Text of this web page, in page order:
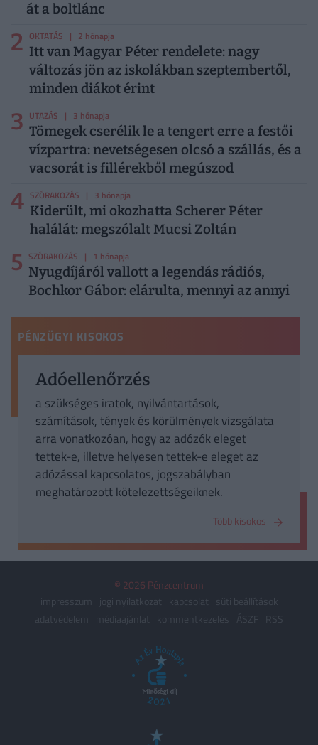
át a boltlánc
2 OKTATÁS | 2 hónapja
Itt van Magyar Péter rendelete: nagy
változás jön az iskolákban szeptembertől,
minden diákot érint
3 UTAZÁS | 3 hónapja
Tömegek cserélik le a tengert erre a festői
vízpartra: nevetségesen olcsó a szállás, és a
vacsorát is fillérekből megúszod
4 SZÓRAKOZÁS | 3 hónapja
Kiderült, mi okozhatta Scherer Péter
halálát: megszólalt Mucsi Zoltán
5 SZÓRAKOZÁS | 1 hónapja
Nyugdíjáról vallott a legendás rádiós,
Bochkor Gábor: elárulta, mennyi az annyi
PÉNZÜGYI KISOKOS
Adóellenőrzés
a szükséges iratok, nyilvántartások,
számítások, tények és körülmények vizsgálata
arra vonatkozóan, hogy az adózók eleget
tettek-e, illetve helyesen tettek-e eleget az
adózással kapcsolatos, jogszabályban
meghatározott kötelezettségeiknek.
Több kisokos
© 2026 Pénzcentrum
impresszum
jogi nyilatkozat kapcsolat
süti beállítások
adatvédelem
médiaajánlat kommentkezelés ÁSZF RSS